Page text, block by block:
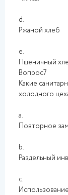
d.
Ржаной хлеб
e.
Пшеничный
Вопрос7
Какие
холодного
a.
Повторное
b.
Раздельный
c.